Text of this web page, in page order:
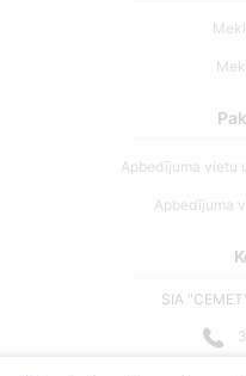
Apbedījuma vietu
Apbedījuma
SIA